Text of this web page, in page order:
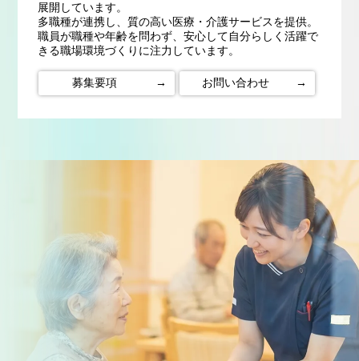
展開しています。
多職種が連携し、質の高い医療・介護サービスを提供。
職員が職種や年齢を問わず、安心して自分らしく活躍で
きる職場環境づくりに注力しています。
募集要項 → お問い合わせ →